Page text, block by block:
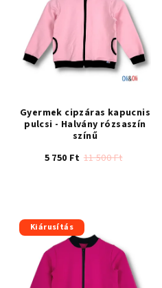
Gyermek cipzáras kapucnis
pulcsi - Halvány rózsaszín
színű
5 750 Ft 11 500 Ft
5-
ből
5,0
Kiárusítás